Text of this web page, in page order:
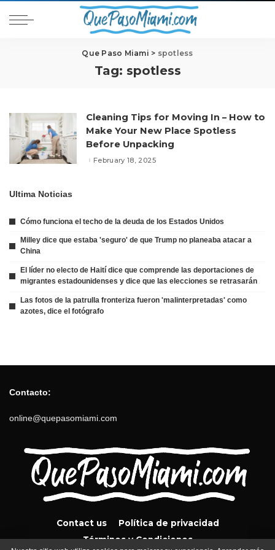
Que Paso Miami > spotless
Tag: spotless
Cleaning Tips for Moving In – How to
Make Your New Place Spotless
Before Unpacking
February 18, 2025
Ultima Noticias
Cómo funciona el techo de la deuda de los Estados Unidos
Milley dice que estaba 'seguro' de que Trump no planeaba atacar a
China
El líder no electo de Haití dice que comprende las deportaciones de
migrantes estadounidenses y dice que las elecciones se retrasarán
Las fotos de la patrulla fronteriza fueron 'malinterpretadas' como
azotes, dice el fotógrafo
Contacto:
online@quepasomiami.com
Contact us
Política de privacidad
Términos y Condiciones